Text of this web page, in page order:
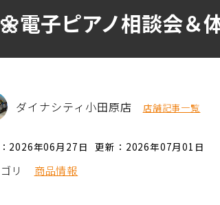
🌼電子ピアノ相談会＆
ダイナシティ小田原店 店舗記事一覧
2026年06月27日 更新：2026年07月01日
リ 商品情報